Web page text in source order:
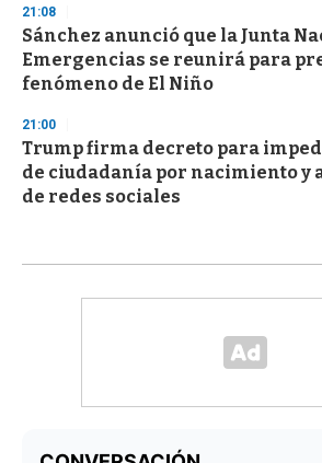
21:08
Sánchez anunció que la Junta
Emergencias se reunirá para
fenómeno de El Niño
21:00
Trump firma decreto para
de ciudadanía por nacimiento y
de redes sociales